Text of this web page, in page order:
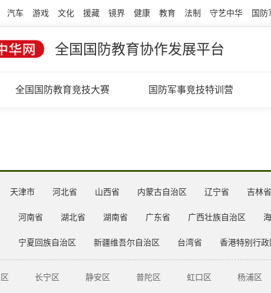
汽车 游戏 文化 援藏 镜界 健康 教育 法制 守艺中华 国防
全国国防教育协作发展平台
全国国防教育竞技大赛 国防军事竞技特训营
天津市 河北省 山西省 内蒙古自治区 辽宁省 吉林省
河南省 湖北省 湖南省 广东省 广西壮族自治区
宁夏回族自治区 新疆维吾尔自治区 台湾省 香港特别行政
长宁区 静安区 普陀区 虹口区 杨浦区